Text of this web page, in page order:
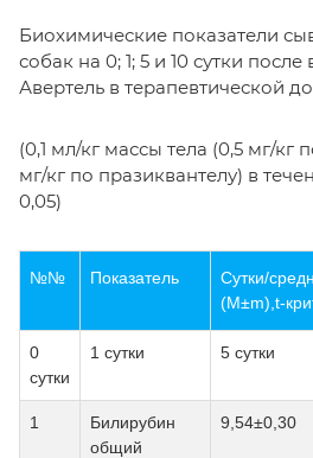
Биохимические показатели
собак на 0; 1; 5 и 10 сутки
Авертель в терапевтической
(0,1 мл/кг массы тела (0,5 мг/кг
мг/кг по празиквантелу) в
0,05)
№№ Показатель
Сутки/
(М±m),t-
0
сутки
1 сутки 5 сутки
1
Билирубин
общий
9,54±0,30